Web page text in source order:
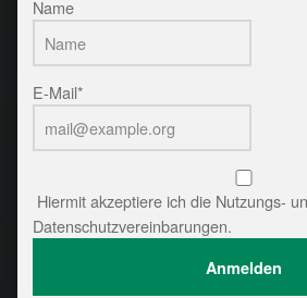
Name
E-Mail*
Hiermit akzeptiere ich die Nutzungs-
Datenschutzvereinbarungen.